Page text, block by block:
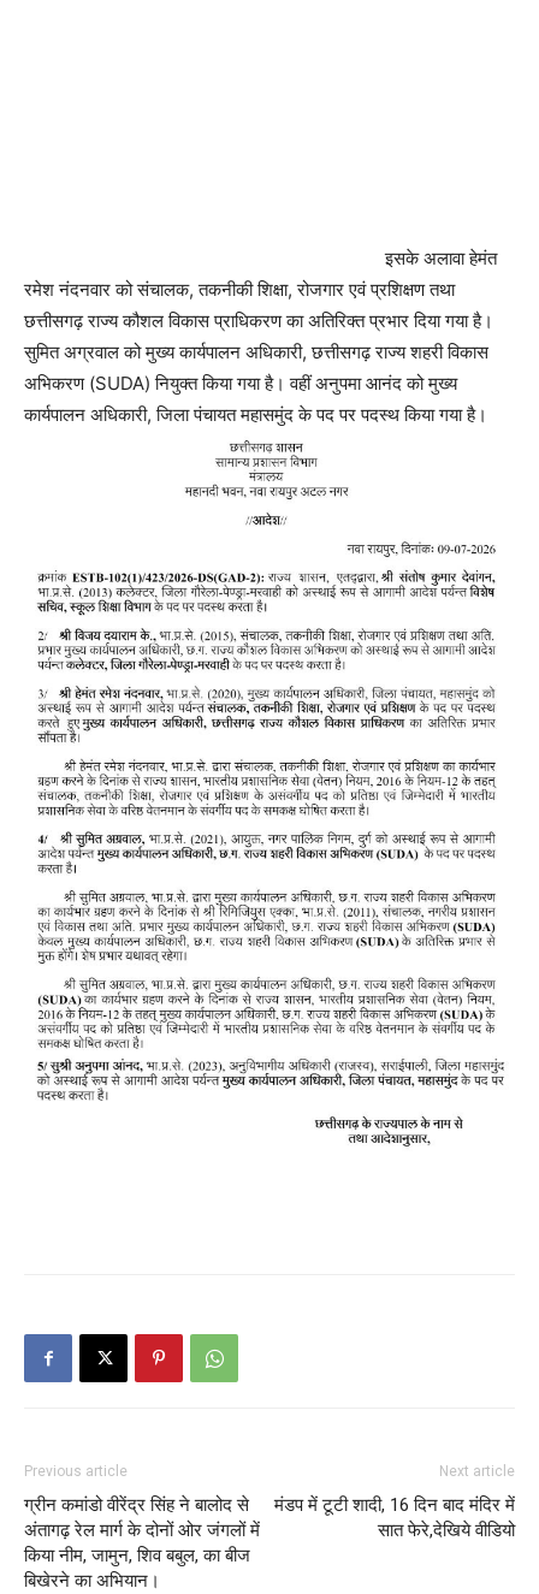
इसके अलावा हेमंत
रमेश नंदनवार को संचालक, तकनीकी शिक्षा, रोजगार एवं प्रशिक्षण तथा
छत्तीसगढ़ राज्य कौशल विकास प्राधिकरण का अतिरिक्त प्रभार दिया गया है।
सुमित अग्रवाल को मुख्य कार्यपालन अधिकारी, छत्तीसगढ़ राज्य शहरी विकास
अभिकरण (SUDA) नियुक्त किया गया है। वहीं अनुपमा आनंद को मुख्य
कार्यपालन अधिकारी, जिला पंचायत महासमुंद के पद पर पदस्थ किया गया है।
Previous article
ग्रीन कमांडो वीरेंद्र सिंह ने बालोद से
अंतागढ़ रेल मार्ग के दोनों ओर जंगलों में
किया नीम, जामुन, शिव बबुल, का बीज
बिखेरने का अभियान।
Next article
मंडप में टूटी शादी, 16 दिन बाद मंदिर में
सात फेरे,देखिये वीडियो